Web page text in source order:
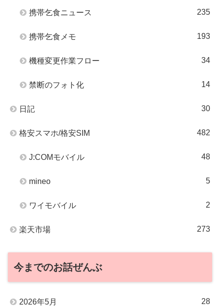
携帯乞食ニュース 235
携帯乞食メモ 193
機種変更作業フロー 34
禁断のフォト化 14
日記 30
格安スマホ/格安SIM 482
J:COMモバイル 48
mineo 5
ワイモバイル 2
楽天市場 273
今までのお話ぜんぶ
2026年5月 28